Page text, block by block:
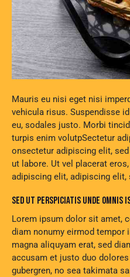
Mauris eu nisi eget nisi
vehicula risus. Suspendisse
eu, sodales justo. Morbi
turpis enim volutpSectetur
onsectetur adipiscing elit,
ut labore. Ut vel placerat
adipiscing elit, adipiscing elit,
SED UT PERSPICIATIS UNDE OMNIS
Lorem ipsum dolor sit amet,
diam nonumy eirmod tempor
magna aliquyam erat, sed
accusam et justo duo
gubergren, no sea takimata